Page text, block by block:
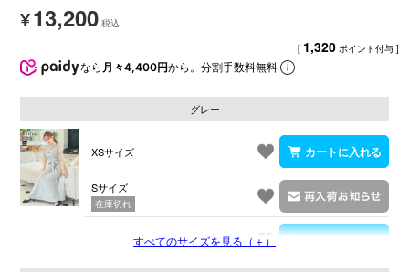
¥13,200
[ 1,320 ポイント付与 ]
なら 月々4,400円から。分割手数料無料
グレー
XSサイズ
Sサイズ
在庫切れ
すべてのサイズを見る（＋）